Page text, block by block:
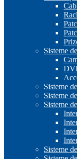
Sisteme
Sisteme
Sisteme
Sisteme
Sisteme